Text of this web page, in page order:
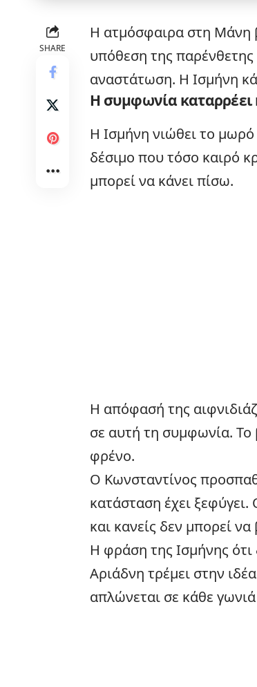
SHARE
Η ατμόσφαιρα στη Μάνη
υπόθεση της παρένθετης
αναστάτωση. Η Ισμήνη
Η συμφωνία καταρρέει
Η Ισμήνη νιώθει το μωρό
δέσιμο που τόσο καιρό
μπορεί να κάνει πίσω.
Η απόφασή της
σε αυτή τη συμφωνία. Το
φρένο.
Ο Κωνσταντίνος
κατάσταση έχει
και κανείς δεν μπορεί
Η φράση της Ισμήνης ότι
Αριάδνη τρέμει στην
απλώνεται σε κάθε